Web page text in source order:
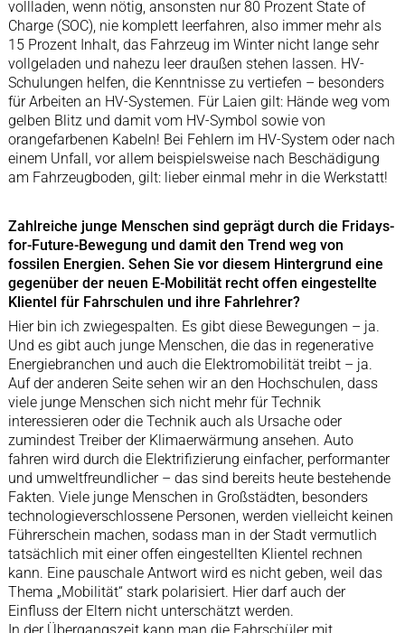
vollladen, wenn nötig, ansonsten nur 80 Prozent State of
Charge (SOC), nie komplett leerfahren, also immer mehr als
15 Prozent Inhalt, das Fahrzeug im Winter nicht lange sehr
vollgeladen und nahezu leer draußen stehen lassen. HV-
Schulungen helfen, die Kenntnisse zu vertiefen – besonders
für Arbeiten an HV-Systemen. Für Laien gilt: Hände weg vom
gelben Blitz und damit vom HV-Symbol sowie von
orangefarbenen Kabeln! Bei Fehlern im HV-System oder nach
einem Unfall, vor allem beispielsweise nach Beschädigung
am Fahrzeugboden, gilt: lieber einmal mehr in die Werkstatt!
Zahlreiche junge Menschen sind geprägt durch die Fridays-
for-Future-Bewegung und damit den Trend weg von
fossilen Energien. Sehen Sie vor diesem Hintergrund eine
gegenüber der neuen E-Mobilität recht offen eingestellte
Klientel für Fahrschulen und ihre Fahrlehrer?
Hier bin ich zwiegespalten. Es gibt diese Bewegungen – ja.
Und es gibt auch junge Menschen, die das in regenerative
Energiebranchen und auch die Elektromobilität treibt – ja.
Auf der anderen Seite sehen wir an den Hochschulen, dass
viele junge Menschen sich nicht mehr für Technik
interessieren oder die Technik auch als Ursache oder
zumindest Treiber der Klimaerwärmung ansehen. Auto
fahren wird durch die Elektrifizierung einfacher, performanter
und umweltfreundlicher – das sind bereits heute bestehende
Fakten. Viele junge Menschen in Großstädten, besonders
technologieverschlossene Personen, werden vielleicht keinen
Führerschein machen, sodass man in der Stadt vermutlich
tatsächlich mit einer offen eingestellten Klientel rechnen
kann. Eine pauschale Antwort wird es nicht geben, weil das
Thema „Mobilität“ stark polarisiert. Hier darf auch der
Einfluss der Eltern nicht unterschätzt werden.